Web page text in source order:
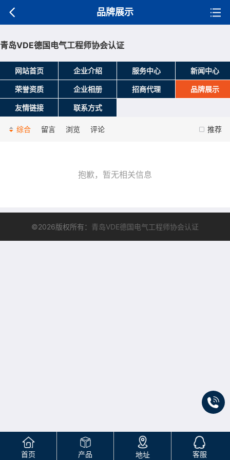
品牌展示
青岛VDE德国电气工程师协会认证
网站首页 企业介绍 服务中心 新闻中心
荣誉资质 企业相册 招商代理 品牌展示
友情链接 联系方式
推荐
综合 留言 浏览 评论
抱歉，暂无相关信息
©2026版权所有： 青岛VDE德国电气工程师协会认证
首页 产品 地址 客服